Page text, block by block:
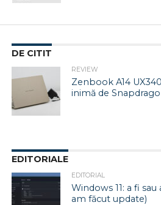
DE CITIT
REVIEW
Zenbook A14
inimă de
EDITORIALE
EDITORIAL
Windows 11: a fi
am făcut update)